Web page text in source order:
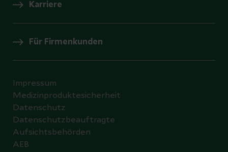
Karriere
Für Firmenkunden
Impressum
Medizinproduktesicherheit
Datenschutz
Datenschutzbeauftragte
Aufsichtsbehörden
AEB